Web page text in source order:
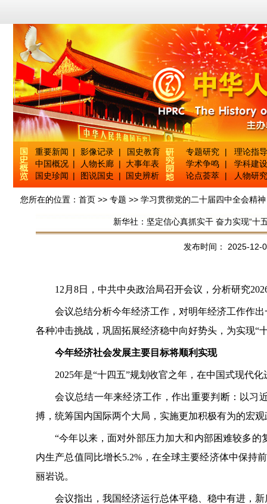
重要新闻 | 影像记录 |
国史教育
中国概况 | 人物长廊 |
大事年表
国史珍闻 | 图说国史 | 国史辨析
专题研究 |
理论指导
学术争鸣
|
学科建设
论点荟萃
| 人物研究
您所在的位置： 首页 >> 专题 >> 学习贯彻党的二十届四中全会精神
新华社：坚定信心真抓实干 奋力实现“
发布时间： 2025-
12月8日，中共中央政治局召开会议，分析研究
会议总结分析今年经济工作，对明年经济工作作出
各种冲击挑战，巩固拓展经济稳中向好势头，为实现“
今年经济社会发展主要目标将顺利实现
2025年是“十四五”规划收官之年，在中国式现代化
会议总结一年来经济工作，作出重要判断：以习
搏，统筹国内国际两个大局，实施更加积极有为的宏
“今年以来，面对外部压力加大和内部困难较多的
内生产总值同比增长5.2%，在全球主要经济体中保持
丽岩说。
会议指出，我国经济运行总体平稳、稳中有进，新